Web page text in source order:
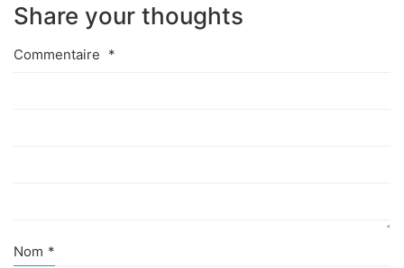
Share your thoughts
Commentaire *
Nom *